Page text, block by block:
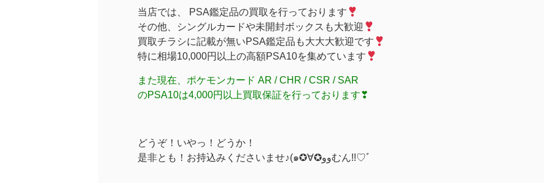
当店では、 PSA鑑定品の買取を行っております
その他、シングルカードや未開封ボックスも大歓迎
買取チラシに記載が無いPSA鑑定品も大大大歓迎です
特に相場10,000円以上の高額PSA10を集めています
また現在、ポケモンカード AR / CHR / CSR / SAR
のPSA10は4,000円以上買取保証を行っております❣
どうぞ！いやっ！どうか！
是非とも！お持込みくださいませ♪(๑✪∀✪ووむん!!♡ﾞ